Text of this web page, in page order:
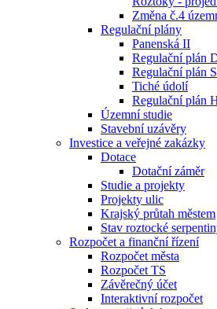
Změna č.4
Regulační plány
Panenská II
Regulační plán
Regulační plán
Tiché údolí
Regulační plán
Územní studie
Stavební uzávěry
Investice a veřejné zakázky
Dotace
Dotační záměr
Studie a projekty
Projekty ulic
Krajský průtah městem
Stav roztocké
Rozpočet a finanční řízení
Rozpočet města
Rozpočet TS
Závěrečný účet
Interaktivní rozpočet